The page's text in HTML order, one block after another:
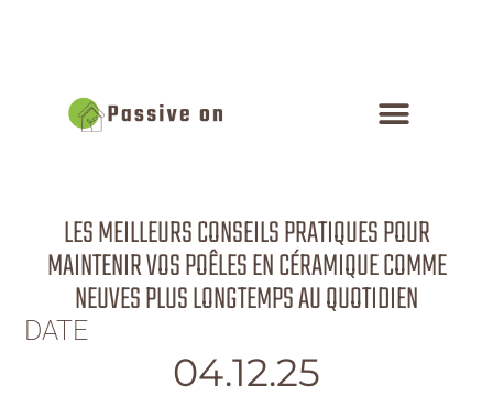
LES MEILLEURS CONSEILS PRATIQUES POUR
MAINTENIR VOS POÊLES EN CÉRAMIQUE COMME
NEUVES PLUS LONGTEMPS AU QUOTIDIEN
DATE
04.12.25